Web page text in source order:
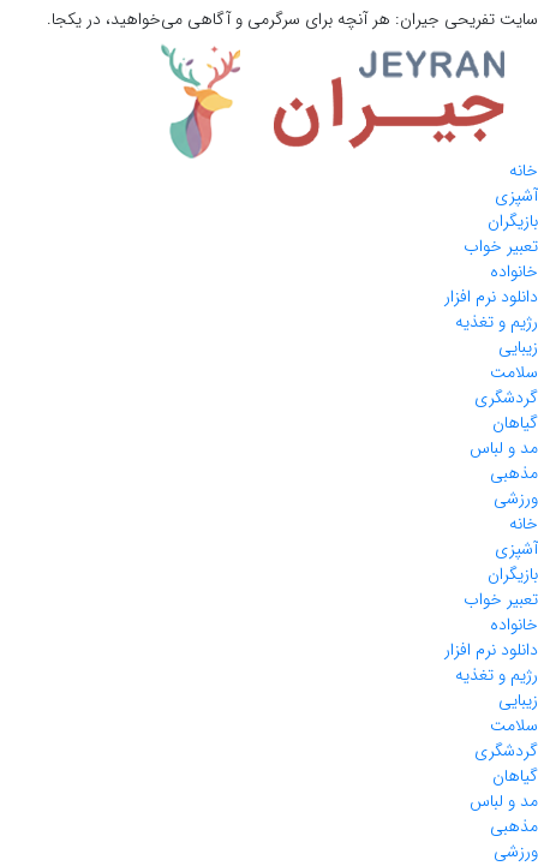
سایت تفریحی جیران: هر آنچه برای سرگرمی و آگاهی می‌خواهید، در یکجا.
خانه
آشپزی
بازیگران
تعبیر خواب
خانواده
دانلود نرم افزار
رژیم و تغذیه
زیبایی
سلامت
گردشگری
گیاهان
مد و لباس
مذهبی
ورزشی
خانه
آشپزی
بازیگران
تعبیر خواب
خانواده
دانلود نرم افزار
رژیم و تغذیه
زیبایی
سلامت
گردشگری
گیاهان
مد و لباس
مذهبی
ورزشی